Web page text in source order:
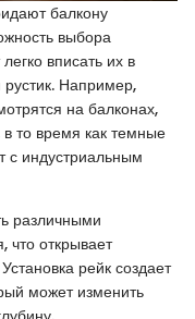
балкону
выбора
вписать их в
Например,
на балконах,
то время как темные
с индустриальным
различными
что открывает
рейк создает
может изменить